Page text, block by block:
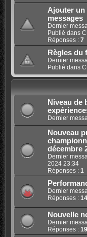
Ajouter un
messages
Dernier
Publié dans
Réponses : 7
Règles du
Dernier
Publié dans
Niveau de
Dernier
Nouveau
décembre
Dernier
2024 23:34
Réponses : 1
Dernier
Réponses :
Nouvelle
Dernier
Réponses : 19